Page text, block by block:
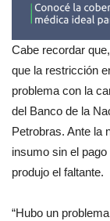
Cabe recordar
que la restricción
problema con la
del Banco de la
Petrobras. Ante la
insumo sin el
produjo el faltante.
“Hubo un